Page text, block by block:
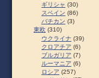
ギリシャ (30)
スペイン (86)
バチカン (3)
東欧 (310)
ウクライナ (39)
クロアチア (6)
ブルガリア (7)
ルーマニア (6)
ロシア (257)